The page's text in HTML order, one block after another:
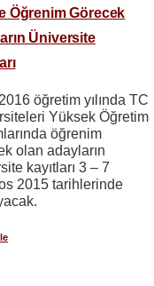
Öğrenim Görecek
Üniversite
öğretim yılında TC
Yüksek Öğretim
öğrenim
olan adayların
kayıtları 3 – 7
2015 tarihlerinde